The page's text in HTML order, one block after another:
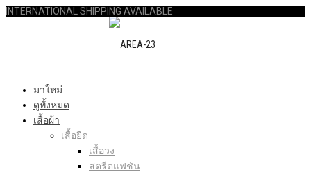
INTERNATIONAL SHIPPING AVAILABLE
มาใหม่
ดูทั้งหมด
เสื้อผ้า
เสื้อยืด
เสื้อวง
สตรีตแฟชัน